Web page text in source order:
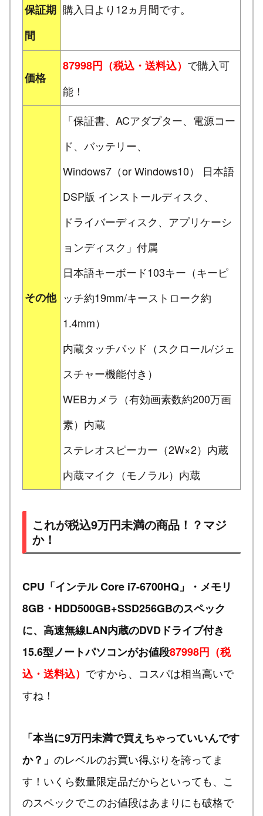
保証期
間
購入日より12ヵ月間です。
価格
87998円（税込・送料込） で購入可
能！
その他
「保証書、ACアダプター、電源コー
ド、バッテリー、
Windows7（or Windows10） 日本語
DSP版 インストールディスク、
ドライバーディスク、アプリケーシ
ョンディスク」付属
日本語キーボード103キー（キーピ
ッチ約19mm/キーストローク約
1.4mm）
内蔵タッチパッド（スクロール/ジェ
スチャー機能付き）
WEBカメラ（有効画素数約200万画
素）内蔵
ステレオスピーカー（2W×2）内蔵
内蔵マイク（モノラル）内蔵
これが税込9万円未満の商品！？マジ
か！
CPU「インテル Core i7-6700HQ」・メモリ
8GB・HDD500GB+SSD256GBのスペック
に、高速無線LAN内蔵のDVDドライブ付き
15.6型ノートパソコンがお値段87998円（税
込・送料込） ですから、コスパは相当高いで
すね！
「本当に9万円未満で買えちゃっていいんです
か？」 のレベルのお買い得ぶりを誇ってま
す！いくら数量限定品だからといっても、こ
のスペックでこのお値段はあまりにも破格で